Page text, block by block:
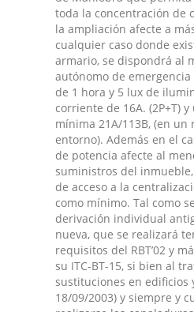
toda la concentración de
la ampliación afecte a
cualquier caso donde
armario, se dispondrá al
autónomo de
de 1 hora y 5 lux de
corriente de 16A. (2P+T)
mínima 21A/113B, (en
entorno). Además en el
de potencia afecte al
suministros del
de acceso a la
como mínimo. Tal como
derivación individual
nueva, que se realizará
requisitos del RBT’02 y
su ITC-BT-15, si bien al
sustituciones en edificios
18/09/2003) y siempre y